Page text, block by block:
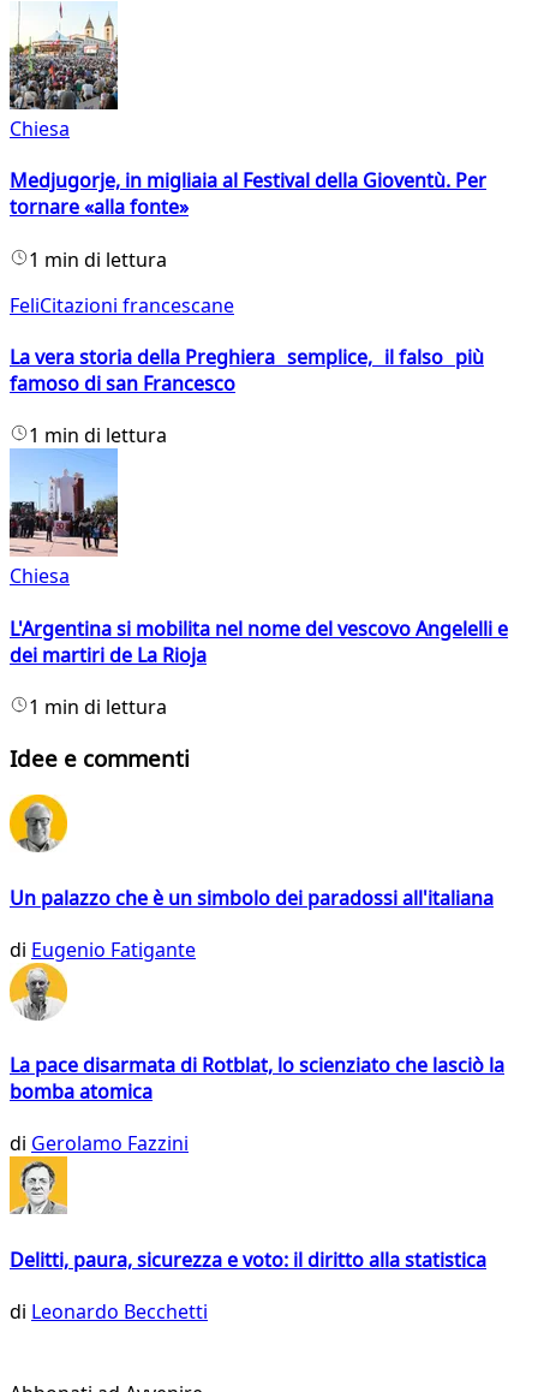
Chiesa
Medjugorje, in migliaia al Festival della Gioventù. Per
tornare «alla fonte»
1 min di lettura
FeliCitazioni francescane
La vera storia della Preghiera semplice, il falso più
famoso di san Francesco
1 min di lettura
Chiesa
L'Argentina si mobilita nel nome del vescovo Angelelli e
dei martiri de La Rioja
1 min di lettura
Idee e commenti
Un palazzo che è un simbolo dei paradossi all'italiana
di Eugenio Fatigante
La pace disarmata di Rotblat, lo scienziato che lasciò la
bomba atomica
di Gerolamo Fazzini
Delitti, paura, sicurezza e voto: il diritto alla statistica
di Leonardo Becchetti